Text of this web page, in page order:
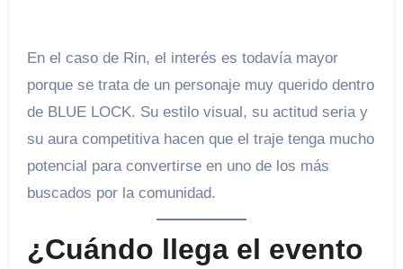
En el caso de Rin, el interés es todavía mayor
porque se trata de un personaje muy querido dentro
de BLUE LOCK. Su estilo visual, su actitud seria y
su aura competitiva hacen que el traje tenga mucho
potencial para convertirse en uno de los más
buscados por la comunidad.
¿Cuándo llega el evento